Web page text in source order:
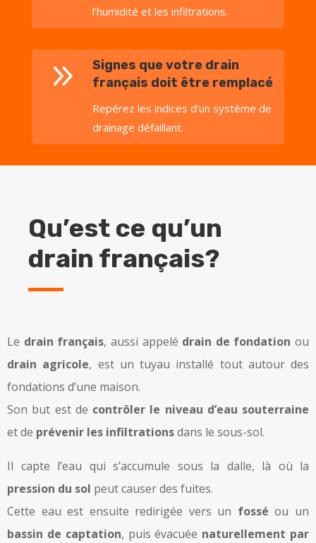
l’humidité et les infiltrations.
9
Signes que votre drain
français doit être remplacé
Repérez les indices d’un système de
drainage défaillant.
Qu’est ce qu’un
drain français?
Le drain français, aussi appelé drain de fondation ou
drain agricole, est un tuyau installé tout autour des
fondations d’une maison.
Son but est de contrôler le niveau d’eau souterraine
et de prévenir les infiltrationsdans le sous-sol.
Il capte l’eau qui s’accumule sous la dalle, là où la
pression du sol peut causer des fuites.
Cette eau est ensuite redirigée vers un fossé ou un
bassin de captation, puis évacuée naturellement par